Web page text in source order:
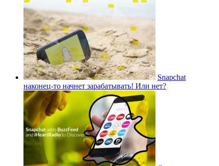
Snapchat
наконец-то начнет зарабатывать! Или нет?